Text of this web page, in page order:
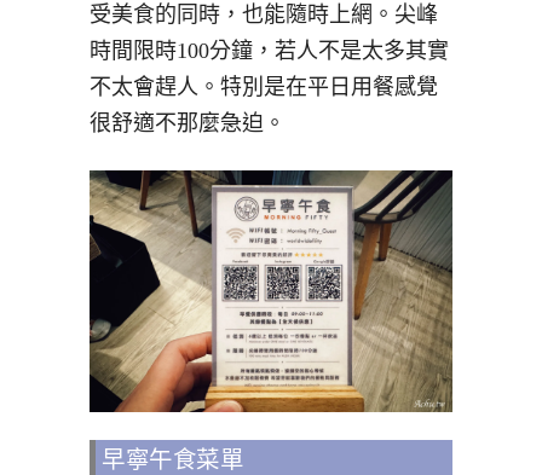
受美食的同時，也能隨時上網。尖峰
時間限時100分鐘，若人不是太多其實
不太會趕人。特別是在平日用餐感覺
很舒適不那麼急迫。
早寧午食菜單